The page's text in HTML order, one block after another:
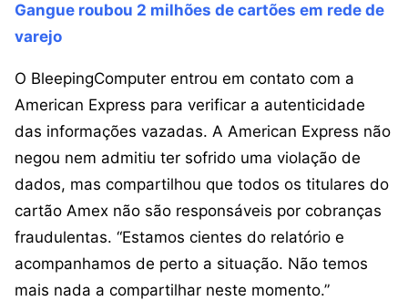
Gangue roubou 2 milhões de cartões em rede de
varejo
O BleepingComputer entrou em contato com a
American Express para verificar a autenticidade
das informações vazadas. A American Express não
negou nem admitiu ter sofrido uma violação de
dados, mas compartilhou que todos os titulares do
cartão Amex não são responsáveis ​​por cobranças
fraudulentas. “Estamos cientes do relatório e
acompanhamos de perto a situação. Não temos
mais nada a compartilhar neste momento.”